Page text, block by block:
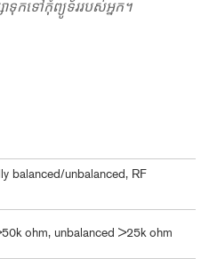
ទុកទៅកុំព្យូទ័ររបស់អ្នក។
balanced/unbalanced, RF
ohm, unbalanced >25k ohm